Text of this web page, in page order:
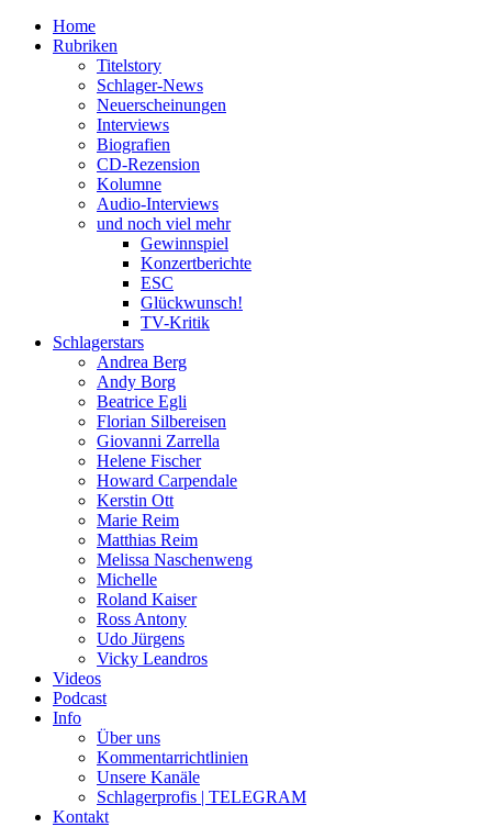
Home
Rubriken
Titelstory
Schlager-News
Neuerscheinungen
Interviews
Biografien
CD-Rezension
Kolumne
Audio-Interviews
und noch viel mehr
Gewinnspiel
Konzertberichte
ESC
Glückwunsch!
TV-Kritik
Schlagerstars
Andrea Berg
Andy Borg
Beatrice Egli
Florian Silbereisen
Giovanni Zarrella
Helene Fischer
Howard Carpendale
Kerstin Ott
Marie Reim
Matthias Reim
Melissa Naschenweng
Michelle
Roland Kaiser
Ross Antony
Udo Jürgens
Vicky Leandros
Videos
Podcast
Info
Über uns
Kommentarrichtlinien
Unsere Kanäle
Schlagerprofis | TELEGRAM
Kontakt